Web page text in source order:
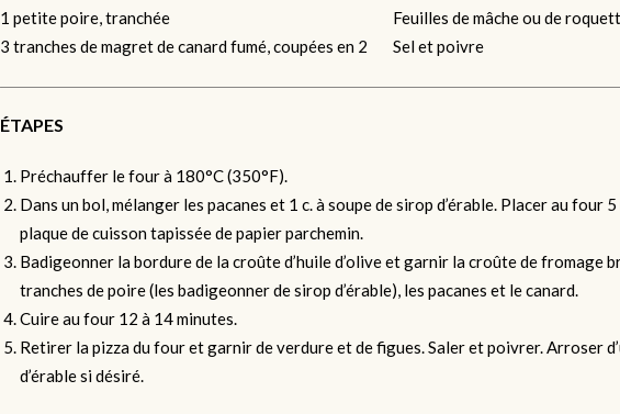
1 petite poire, tranchée
3 tranches de magret de canard fumé, coupées en 2
Feuilles de mâche ou de
Sel et poivre
ÉTAPES
Préchauffer le four à 180°C (350°F).
Dans un bol, mélanger les pacanes et 1 c. à soupe de sirop d’érable. Placer au four
plaque de cuisson tapissée de papier parchemin.
Badigeonner la bordure de la croûte d’huile d’olive et garnir la croûte de fromage
tranches de poire (les badigeonner de sirop d’érable), les pacanes et le canard.
Cuire au four 12 à 14 minutes.
Retirer la pizza du four et garnir de verdure et de figues. Saler et poivrer. Arroser
d’érable si désiré.